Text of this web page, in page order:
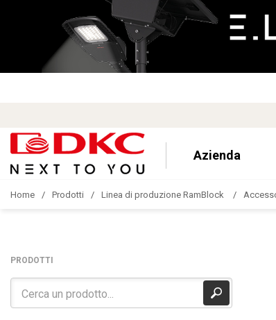
Azienda
Home Prodotti Linea di produzione RamBlock
PRODOTTI